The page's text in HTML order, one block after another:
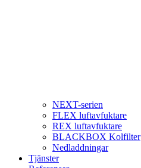
NEXT-serien
FLEX luftavfuktare
REX luftavfuktare
BLACKBOX Kolfilter
Nedladdningar
Tjänster